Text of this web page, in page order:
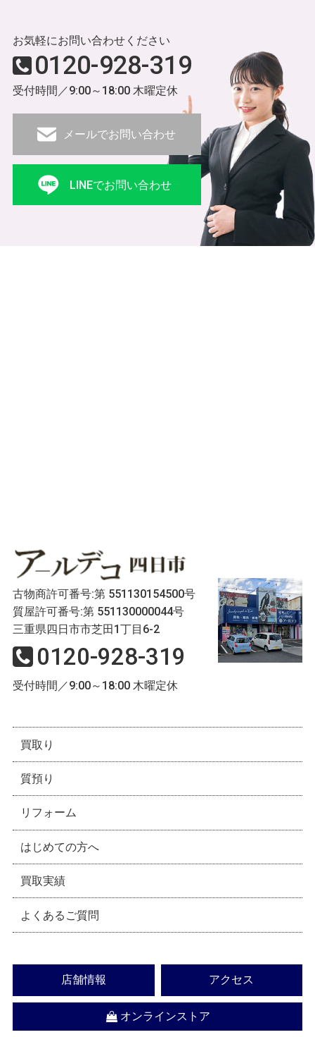
お気軽にお問い合わせください
0120-928-319
受付時間／9:00～18:00 木曜定休
メールでお問い合わせ
LINEでお問い合わせ
古物商許可番号:第 551130154500号
質屋許可番号:第 551130000044号
三重県四日市市芝田1丁目6-2
0120-928-319
受付時間／9:00～18:00 木曜定休
買取り
質預り
リフォーム
はじめての方へ
買取実績
よくあるご質問
店舗情報 アクセス
オンラインストア